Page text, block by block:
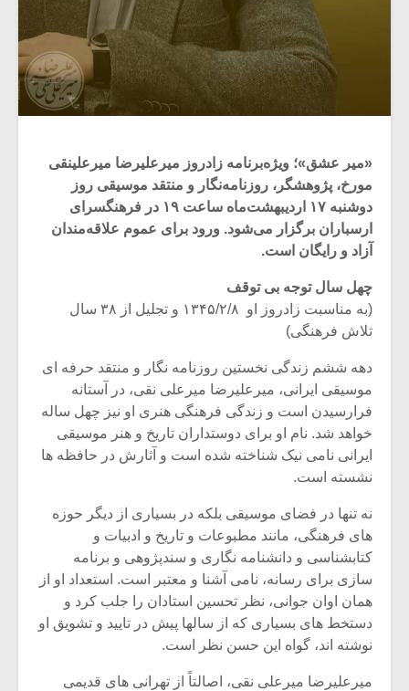
‌«میر عشق»؛ ویژه‌برنامه زادروز میرعلیرضا میرعلینقی
مورخ، پژوهشگر، روزنامه‌نگار و منتقد موسیقی روز
دوشنبه ۱۷ اردیبهشت‌ماه ساعت ۱۹ در فرهنگسرای
ارسباران برگزار می‌شود. ورود برای عموم علاقه‌مندان
آزاد و رایگان است.
چهل سال توجه بی توقف
(به مناسبت زادروز او ۱۳۴۵/۲/۸ و تجلیل از ۳۸ سال
تلاش فرهنگی)
دهه ششم زندگی نخستین روزنامه نگار و منتقد حرفه ای
موسیقی ایرانی، میرعلیرضا میرعلی نقی، در آستانه
فرارسیدن است و زندگی فرهنگی هنری او نیز چهل ساله
خواهد شد.‌ نام او برای دوستداران تاریخ و هنر موسیقی
ایرانی نامی نیک شناخته شده است و آثارش در حافظه ها
نشسته است.‌
نه تنها در فضای موسیقی بلکه در بسیاری از دیگر حوزه
های فرهنگی، مانند مطبوعات و تاریخ و ادبیات و
کتابشناسی و دانشنامه نگاری و سندپژوهی و برنامه
سازی برای رسانه، نامی آشنا و معتبر است. استعداد او از
همان اوان جوانی، نظر تحسین استادان را جلب کرد و
دستخط های بسیاری که از سالها پیش در تایید و تشویق او
نوشته اند، گواه این‌ حسن نظر است.
میرعلیرضا میرعلی نقی، اصالتاً از تهرانی های قدیمی
میکلوش روژا
یادداشتی بر موسیقی
متن فیلم «متری
شیش و نیم»
اگر نمی توانی
مشهورترین باشی،
بدنام ترین باش
موریس ژار
موسیقی